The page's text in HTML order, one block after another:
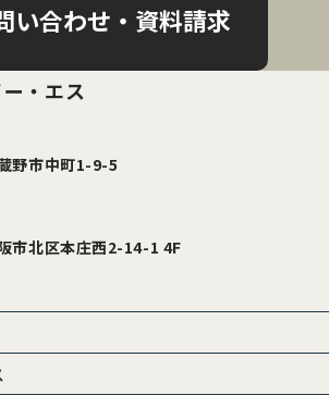
い合わせ・資料請求
・エス
野市中町1-9-5
市北区本庄西2-14-1 4F